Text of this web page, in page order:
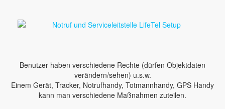
Benutzer haben verschiedene Rechte (dürfen Objektdaten
verändern/sehen) u.s.w.
Einem Gerät, Tracker, Notrufhandy, Totmannhandy, GPS Handy
kann man verschiedene Maßnahmen zuteilen.